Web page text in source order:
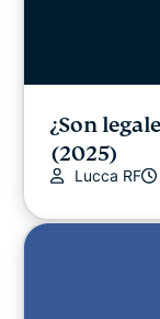
¿Son
(2025)
Lucca RF